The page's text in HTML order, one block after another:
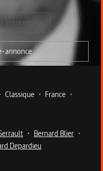
région
annonce
Classique • France •
• Bernard Blier •
Depardieu